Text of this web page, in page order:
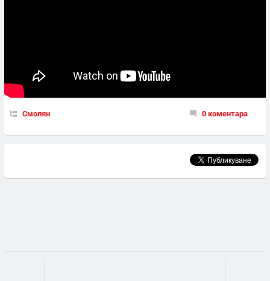
Смолян 0 коментара